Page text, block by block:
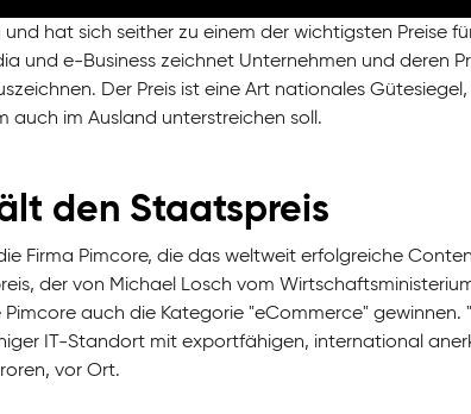
und hat sich seither zu einem der wichtigsten Preise
und e-Business zeichnet Unternehmen und deren
Der Preis ist eine Art nationales
auch im Ausland unterstreichen soll.
den Staatspreis
Firma Pimcore, die das weltweit erfolgreiche
der von Michael Losch vom
auch die Kategorie "eCommerce" gewinnen.
IT-Standort mit exportfähigen, international
vor Ort.